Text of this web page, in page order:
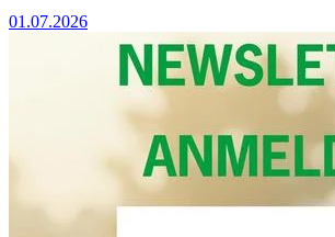
01.07.2026